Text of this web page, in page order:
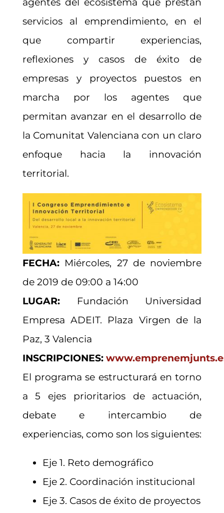
agentes del ecosistema que prestan
servicios al emprendimiento, en el
que compartir experiencias,
reflexiones y casos de éxito de
empresas y proyectos puestos en
marcha por los agentes que
permitan avanzar en el desarrollo de
la Comunitat Valenciana con un claro
enfoque hacia la innovación
territorial.
FECHA: Miércoles, 27 de noviembre
de 2019 de 09:00 a 14:00
LUGAR:
Fundación Universidad
Empresa ADEIT. Plaza Virgen de la
Paz, 3 Valencia
INSCRIPCIONES:
El programa se estructurará en torno
a 5 ejes prioritarios de actuación,
debate e intercambio de
experiencias, como son los siguientes:
Eje 1. Reto demográfico
Eje 2. Coordinación institucional
Eje 3. Casos de éxito de proyectos